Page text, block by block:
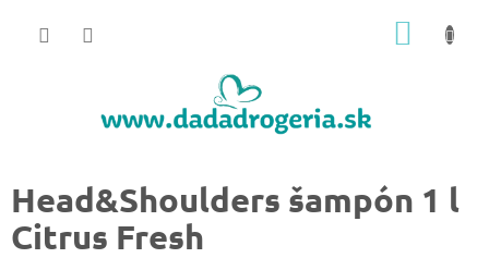
Head&Shoulders šampón 1 l
Citrus Fresh